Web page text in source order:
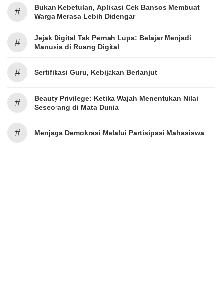
#
Bukan Kebetulan, Aplikasi Cek Bansos Membuat
Warga Merasa Lebih Didengar
#
Jejak Digital Tak Pernah Lupa: Belajar Menjadi
Manusia di Ruang Digital
# Sertifikasi Guru, Kebijakan Berlanjut
#
Beauty Privilege: Ketika Wajah Menentukan Nilai
Seseorang di Mata Dunia
# Menjaga Demokrasi Melalui Partisipasi Mahasiswa